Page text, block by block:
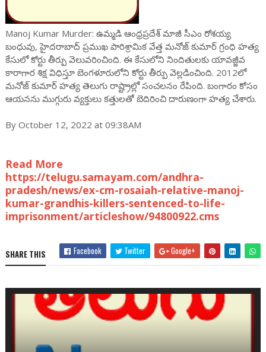
Manoj Kumar Murder: ఉమ్మడి ఆంధ్రప్రదేశ్ మాజీ సీఎం రోశయ్య
బంధువు, హైదరాబాద్ ప్రముఖ పారిశ్రామిక వేత్త మనోజ్ కుమార్ గ్రంధి హత్య
కేసులో కోర్టు తీర్పు వెలువరించింది. ఈ కేసులోని నిందితులకు యావజ్జీవ
కారాగార శిక్ష విధిస్తూ బెంగళూరులోని కోర్టు తీర్పు వెల్లడించింది. 2012లో
మనోజ్ కుమార్ హత్య తెలుగు రాష్ట్రాల్లో సంచలనం రేపింది. బంగారం కోసం
ఆయనను ముగ్గురు వ్యక్తులు కత్తులతో బెదిరించి దారుణంగా హత్య చేశారు.
By October 12, 2022 at 09:38AM
Read More
https://telugu.samayam.com/andhra-
pradesh/news/ex-cm-rosaiah-relative-manoj-
kumar-grandhis-killers-sentenced-to-life-
imprisonment/articleshow/94800922.cms
SHARE THIS Facebook Twitter Google+